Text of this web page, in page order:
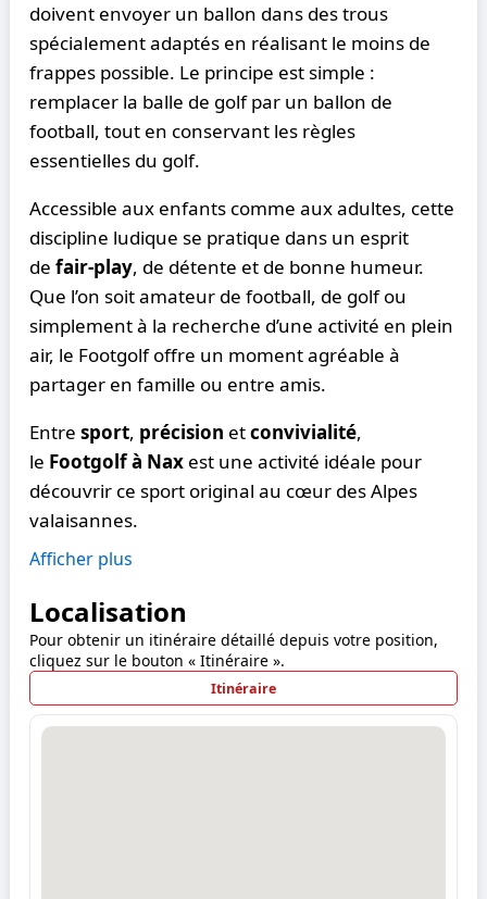
doivent envoyer un ballon dans des trous
spécialement adaptés en réalisant le moins de
frappes possible. Le principe est simple :
remplacer la balle de golf par un ballon de
football, tout en conservant les règles
essentielles du golf.
Accessible aux enfants comme aux adultes, cette
discipline ludique se pratique dans un esprit
defair-play, de détente et de bonne humeur.
Que l’on soit amateur de football, de golf ou
simplement à la recherche d’une activité en plein
air, le Footgolf offre un moment agréable à
partager en famille ou entre amis.
Entresport, précision etconvivialité,
le Footgolf à Nax est une activité idéale pour
découvrir ce sport original au cœur des Alpes
valaisannes.
Afficher plus
Localisation
Pour obtenir un itinéraire détaillé depuis votre position,
cliquez sur le bouton « Itinéraire ».
Itinéraire